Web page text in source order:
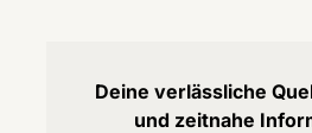
Deine verlässliche
und zeitnahe